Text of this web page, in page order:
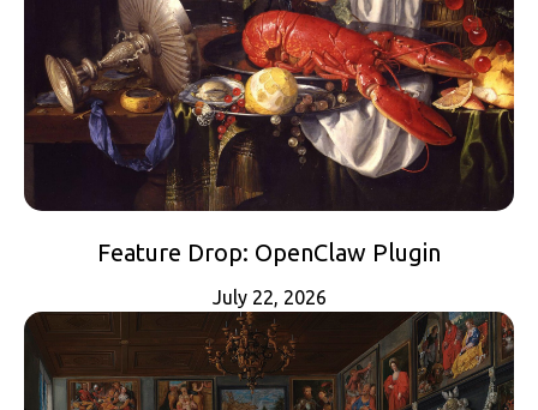
Feature Drop: OpenClaw Plugin
July 22, 2026